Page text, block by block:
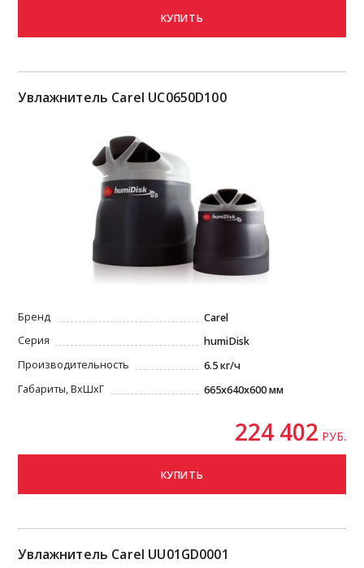
КУПИТЬ
Увлажнитель Carel UC0650D100
Бренд
Carel
Серия
humiDisk
Производительность
6.5 кг/ч
Габариты, ВxШxГ
665х640x600 мм
224 402 РУБ.
КУПИТЬ
Увлажнитель Carel UU01GD0001